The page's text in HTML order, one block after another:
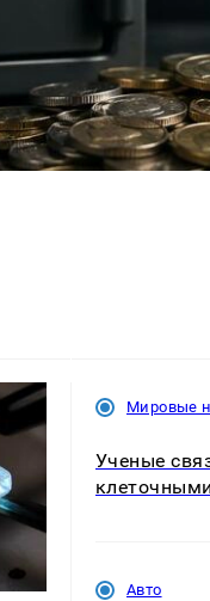
Мировые
Ученые
Авто